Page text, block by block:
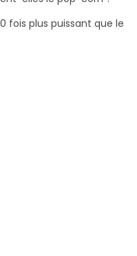
fois plus puissant que le